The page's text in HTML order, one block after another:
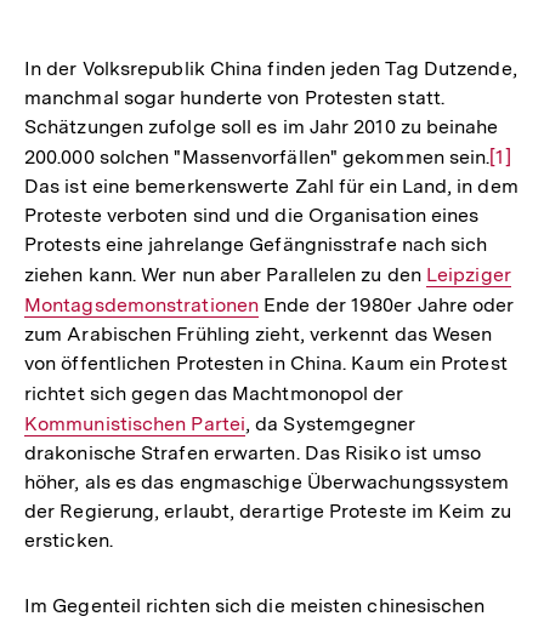
In der Volksrepublik China finden jeden Tag Dutzende,
manchmal sogar hunderte von Protesten statt.
Schätzungen zufolge soll es im Jahr 2010 zu beinahe
200.000 solchen "Massenvorfällen" gekommen sein.Zur
[1]
Das ist eine bemerkenswerte Zahl für ein Land, in dem
Proteste verboten sind und die Organisation eines
Protests eine jahrelange Gefängnisstrafe nach sich
ziehen kann. Wer nun aber Parallelen zu den Interner
Link:
Leipziger
MontagsdemonstrationenEnde der 1980er Jahre oder
zum Arabischen Frühling zieht, verkennt das Wesen
von öffentlichen Protesten in China. Kaum ein Protest
richtet sich gegen das Machtmonopol der
Link:
Kommunistischen Partei, da Systemgegner
drakonische Strafen erwarten. Das Risiko ist umso
höher, als es das engmaschige Überwachungssystem
der Regierung, erlaubt, derartige Proteste im Keim zu
ersticken.
Im Gegenteil richten sich die meisten chinesischen